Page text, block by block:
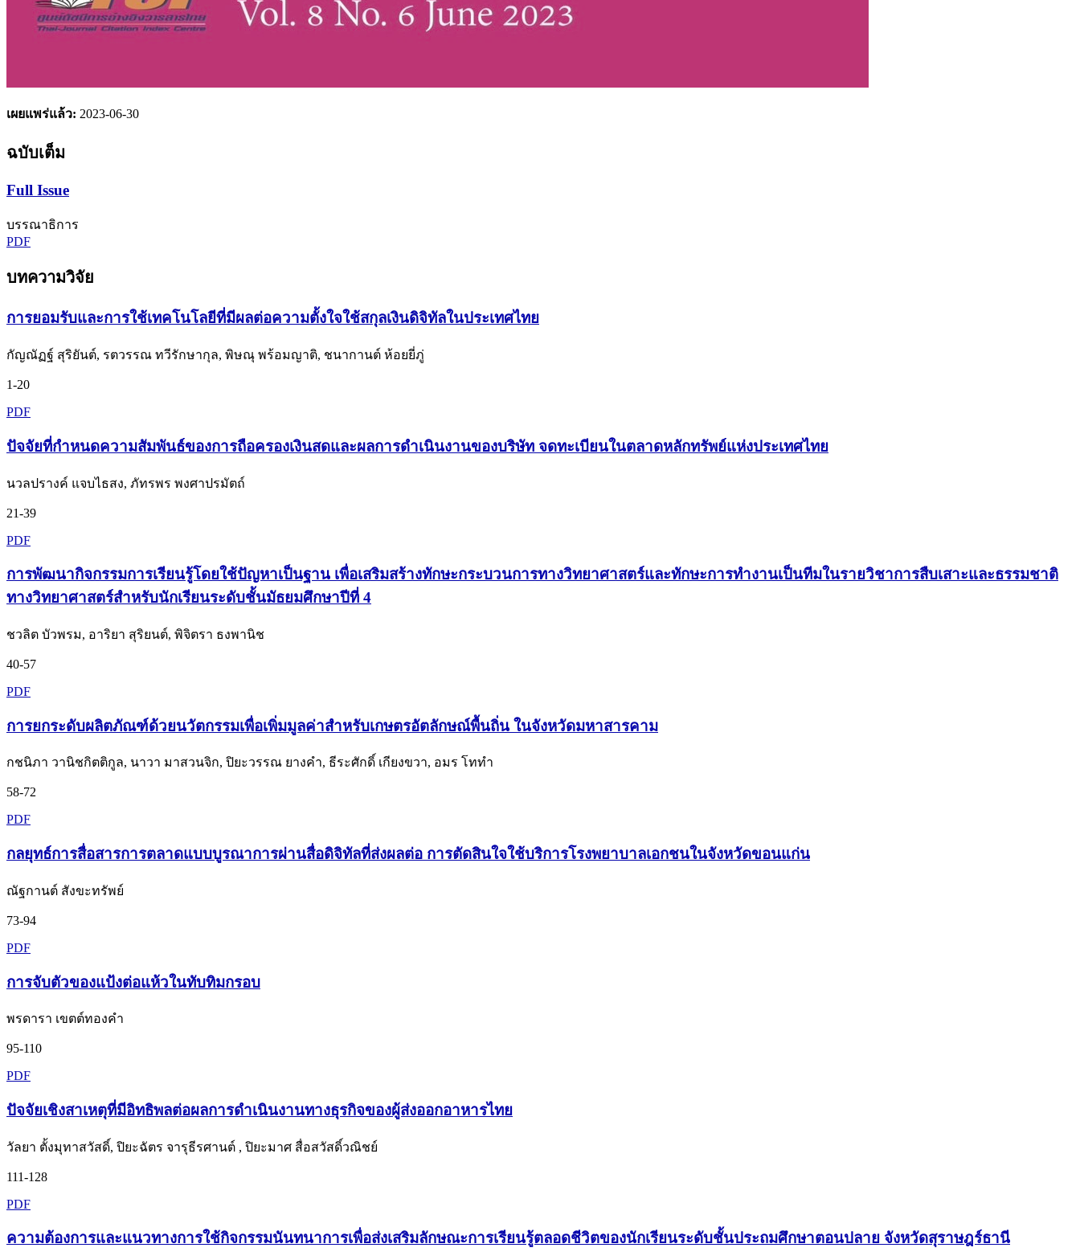
เผยแพร่แล้ว: 2023-06-30
ฉบับเต็ม
Full Issue
บรรณาธิการ
PDF
บทความวิจัย
การยอมรับและการใช้เทคโนโลยีที่มีผลต่อความตั้งใจใช้สกุลเงินดิจิทัลในประเทศไทย
กัญณัฏฐ์ สุริยันต์, รตวรรณ ทวีรักษากุล, พิษณุ พร้อมญาติ, ชนากานต์ ห้อยยี่ภู่
1-20
PDF
ปัจจัยที่กำหนดความสัมพันธ์ของการถือครองเงินสดและผลการดำเนินงานของบริษัท จดทะเบียนในตลาดหลักทรัพย์แห่งประเทศไทย
นวลปรางค์ แจบไธสง, ภัทรพร พงศาปรมัตถ์
21-39
PDF
การพัฒนากิจกรรมการเรียนรู้โดยใช้ปัญหาเป็นฐาน เพื่อเสริมสร้างทักษะกระบวนการทางวิทยาศาสตร์และทักษะการทำงานเป็นทีมในรายวิชาการสืบเสาะและธรรมชาติ
ทางวิทยาศาสตร์สำหรับนักเรียนระดับชั้นมัธยมศึกษาปีที่ 4
ชวลิต บัวพรม, อาริยา สุริยนต์, พิจิตรา ธงพานิช
40-57
PDF
การยกระดับผลิตภัณฑ์ด้วยนวัตกรรมเพื่อเพิ่มมูลค่าสำหรับเกษตรอัตลักษณ์พื้นถิ่น ในจังหวัดมหาสารคาม
กชนิภา วานิชกิตติกูล, นาวา มาสวนจิก, ปิยะวรรณ ยางคำ, ธีระศักดิ์ เกียงขวา, อมร โททำ
58-72
PDF
กลยุทธ์การสื่อสารการตลาดแบบบูรณาการผ่านสื่อดิจิทัลที่ส่งผลต่อ การตัดสินใจใช้บริการโรงพยาบาลเอกชนในจังหวัดขอนแก่น
ณัฐกานต์ สังขะทรัพย์
73-94
PDF
การจับตัวของแป้งต่อแห้วในทับทิมกรอบ
พรดารา เขตต์ทองคำ
95-110
PDF
ปัจจัยเชิงสาเหตุที่มีอิทธิพลต่อผลการดำเนินงานทางธุรกิจของผู้ส่งออกอาหารไทย
วัลยา ตั้งมุทาสวัสดิ์, ปิยะฉัตร จารุธีรศานต์ , ปิยะมาศ สื่อสวัสดิ์วณิชย์
111-128
PDF
ความต้องการและแนวทางการใช้กิจกรรมนันทนาการเพื่อส่งเสริมลักษณะการเรียนรู้ตลอดชีวิตของนักเรียนระดับชั้นประถมศึกษาตอนปลาย จังหวัดสุราษฎร์ธานี